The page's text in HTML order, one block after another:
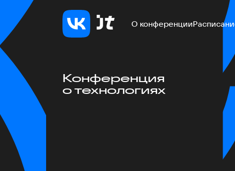
О конференции
Конференция
о технологиях